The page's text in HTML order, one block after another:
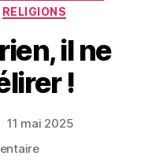
RELIGIONS
il ne
!
11 mai 2025
sur